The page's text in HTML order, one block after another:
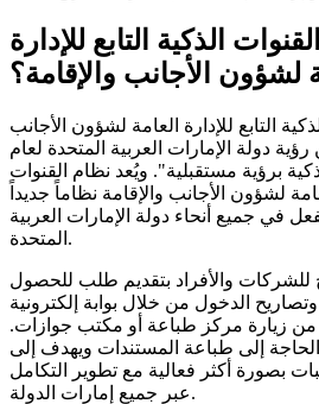
الذكية التابع للإدارة
لشؤون الأجانب والإقامة؟
التابع للإدارة العامة لشؤون الأجانب
دولة الإمارات العربية المتحدة لعام
برؤية مستقبلية". ويُعد نظام القنوات
لشؤون الأجانب والإقامة نظاماً جديداً
في جميع أنحاء دولة الإمارات العربية
المتحدة.
والأفراد بتقديم طلب للحصول
الدخول من خلال بوابة إلكترونية
من زيارة مركز طباعة أو مكتب جوازات.
إلى طباعة المستندات ويهدف إلى
بصورة أكثر فعالية مع تطوير التكامل
عبر جميع إمارات الدولة.